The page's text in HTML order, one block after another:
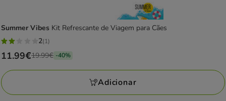
Summer Vibes Kit Refrescante de Viagem para Cães
2
estrelas
com
1
avaliações
2(1)
Preço
anterior
19.99€,
está
11.99€19.99€ -40%
Adicionar